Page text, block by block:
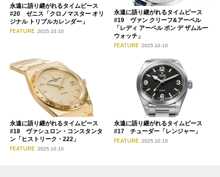
永遠に語り継がれるタイムピース
#20 ゼニス「クロノマスター オリ
ジナル トリプルカレンダー」
FEATURE 2025.10.10
永遠に語り継がれるタイムピース
#19 ヴァン クリーフ&アーペル
「レディ アーペル ポン デ ザムルー
ウォッチ」
FEATURE 2025.10.10
永遠に語り継がれるタイムピース
#18 ヴァシュロン・コンスタンタ
ン「ヒストリーク・222」
FEATURE 2025.10.10
永遠に語り継がれるタイムピース
#17 チューダー「レンジャー」
FEATURE 2025.10.10